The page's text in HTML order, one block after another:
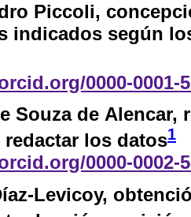
Piccoli,
indicados según
0000-0001-
Souza de Alencar,
redactar los datos1
0000-0002-
Levicoy,